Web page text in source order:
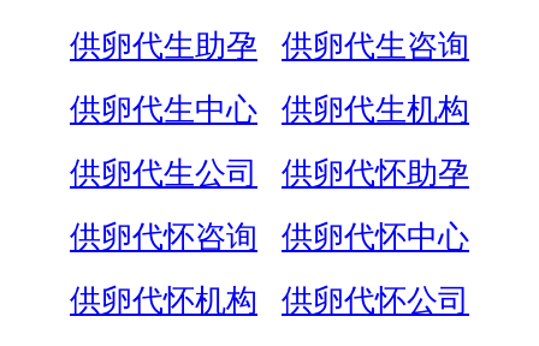
供卵代生助孕
供卵代生咨询
供卵代生中心
供卵代生机构
供卵代生公司
供卵代怀助孕
供卵代怀咨询
供卵代怀中心
供卵代怀机构
供卵代怀公司